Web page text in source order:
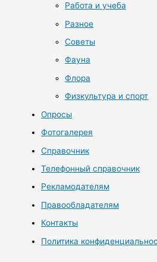
Работа и учеба
Разное
Советы
Фауна
Флора
Физкультура и спорт
Опросы
Фотогалерея
Справочник
Телефонный справочник
Рекламодателям
Правообладателям
Контакты
Политика